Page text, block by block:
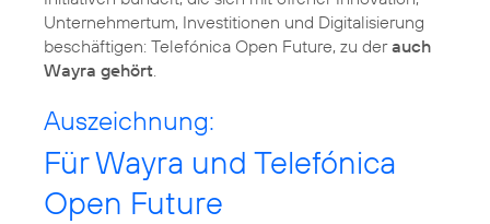
Unternehmertum, Investitionen und Digitalisierung
beschäftigen: Telefónica Open Future, zu derauch
Wayra gehört
Auszeichnung:
Für Wayra und Telefónica
Open Future